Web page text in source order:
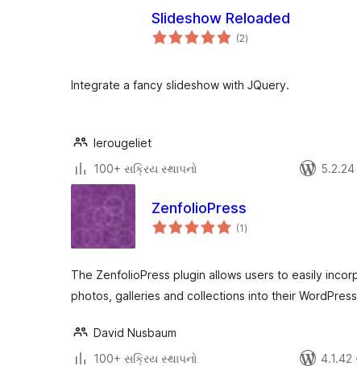
Slideshow Reloaded
(2કુલ
રેટિંગ્સ
)
Integrate a fancy slideshow with JQuery.
lerougeliet
100+ સક્રિય સ્થાપનો
5.2.24
ZenfolioPress
(1કુલ
રેટિંગ્સ
)
The ZenfolioPress plugin allows users to easily
photos, galleries and collections into their
David Nusbaum
100+ સક્રિય સ્થાપનો
4.1.42